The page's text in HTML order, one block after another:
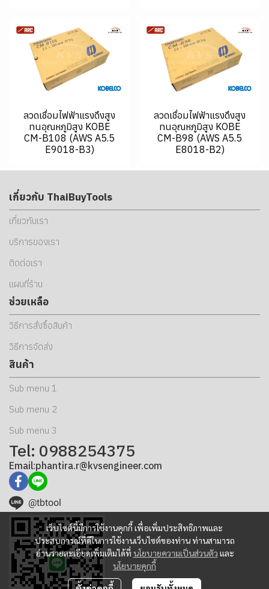
ลวดเชื่อมไฟฟ้าแรงดึงสูง
ทนอุณหภูมิสูง KOBE
CM-B108 (AWS A5.5
E9018-B3)
ลวดเชื่อมไฟฟ้าแรงดึงสูง
ทนอุณหภูมิสูง KOBE
CM-B98 (AWS A5.5
E8018-B2)
เว็บไซต์นี้มีการใช้งานคุกกี้ เพื่อเพิ่มประสิทธิภาพและ
ประสบการณ์ที่ดีในการใช้งานเว็บไซต์ของท่าน ท่านสามารถ
อ่านรายละเอียดเพิ่มเติมได้ที่ นโยบายความเป็นส่วนตัว และ
นโยบายคุกกี้
เกี่ยวกับ ThaiBuyTools
เกี่ยวกับเรา
บริการของเรา
ติดต่อเรา
แผนที่ร้าน
ช่วยเหลือ
วิธีการสั่งซื้อสินค้า
วิธีการจัดส่ง
สินค้า
Sub menu 1
Sub menu 2
Sub menu 3
Tel: 0988254375
Email:phantira.r@kvsengineer.com
@tbtool